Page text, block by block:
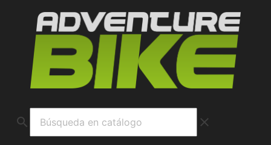
search clear